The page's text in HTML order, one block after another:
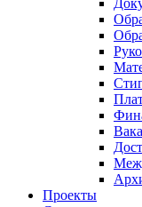
Проекты